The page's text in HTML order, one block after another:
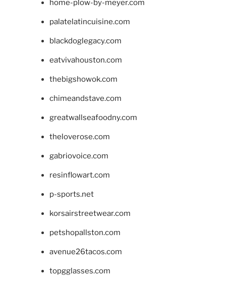
home-plow-by-meyer.com
palatelatincuisine.com
blackdoglegacy.com
eatvivahouston.com
thebigshowok.com
chimeandstave.com
greatwallseafoodny.com
theloverose.com
gabriovoice.com
resinflowart.com
p-sports.net
korsairstreetwear.com
petshopallston.com
avenue26tacos.com
topgglasses.com